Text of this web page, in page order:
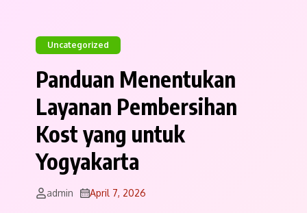
Uncategorized
Panduan Menentukan
Layanan Pembersihan
Kost yang untuk
Yogyakarta
admin April 7, 2026